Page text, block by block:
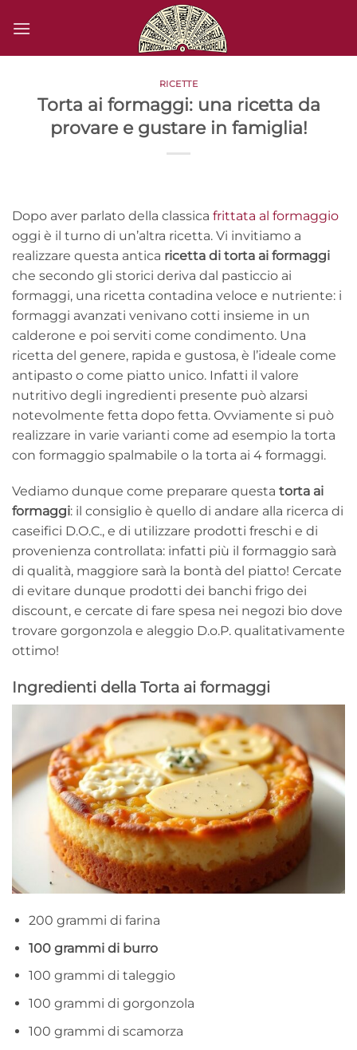
RICETTE
Torta ai formaggi: una ricetta da
provare e gustare in famiglia!
Dopo aver parlato della classica frittata al formaggio
oggi è il turno di un’altra ricetta. Vi invitiamo a
realizzare questa antica ricetta di torta ai formaggi
che secondo gli storici deriva dal pasticcio ai
formaggi, una ricetta contadina veloce e nutriente: i
formaggi avanzati venivano cotti insieme in un
calderone e poi serviti come condimento. Una
ricetta del genere, rapida e gustosa, è l’ideale come
antipasto o come piatto unico. Infatti il valore
nutritivo degli ingredienti presente può alzarsi
notevolmente fetta dopo fetta. Ovviamente si può
realizzare in varie varianti come ad esempio la torta
con formaggio spalmabile o la torta ai 4 formaggi.
Vediamo dunque come preparare questa torta ai
formaggi: il consiglio è quello di andare alla ricerca di
caseifici D.O.C., e di utilizzare prodotti freschi e di
provenienza controllata: infatti più il formaggio sarà
di qualità, maggiore sarà la bontà del piatto! Cercate
di evitare dunque prodotti dei banchi frigo dei
discount, e cercate di fare spesa nei negozi bio dove
trovare gorgonzola e aleggio D.o.P. qualitativamente
ottimo!
Ingredienti della Torta ai formaggi
200 grammi di farina
100 grammi di burro
100 grammi di taleggio
100 grammi di gorgonzola
100 grammi di scamorza